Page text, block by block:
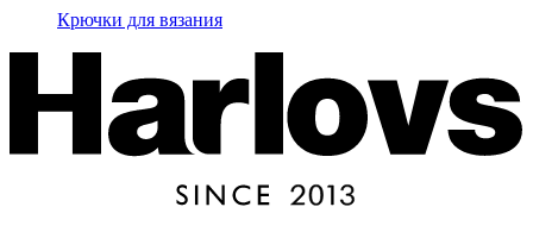
Крючки для вязания